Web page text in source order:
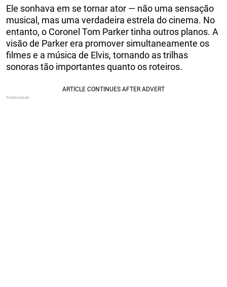
Ele sonhava em se tornar ator — não uma sensação
musical, mas uma verdadeira estrela do cinema. No
entanto, o Coronel Tom Parker tinha outros planos. A
visão de Parker era promover simultaneamente os
filmes e a música de Elvis, tornando as trilhas
sonoras tão importantes quanto os roteiros.